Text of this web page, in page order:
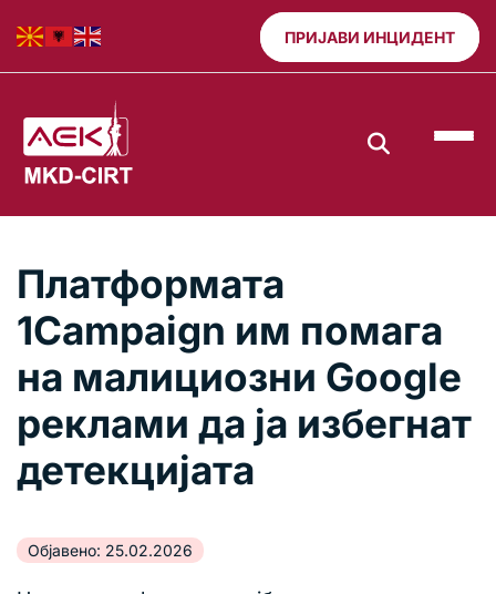
ПРИЈАВИ ИНЦИДЕНТ
Платформата
1Campaign им помага
на малициозни Google
реклами да ја избегнат
детекцијата
Објавено: 25.02.2026